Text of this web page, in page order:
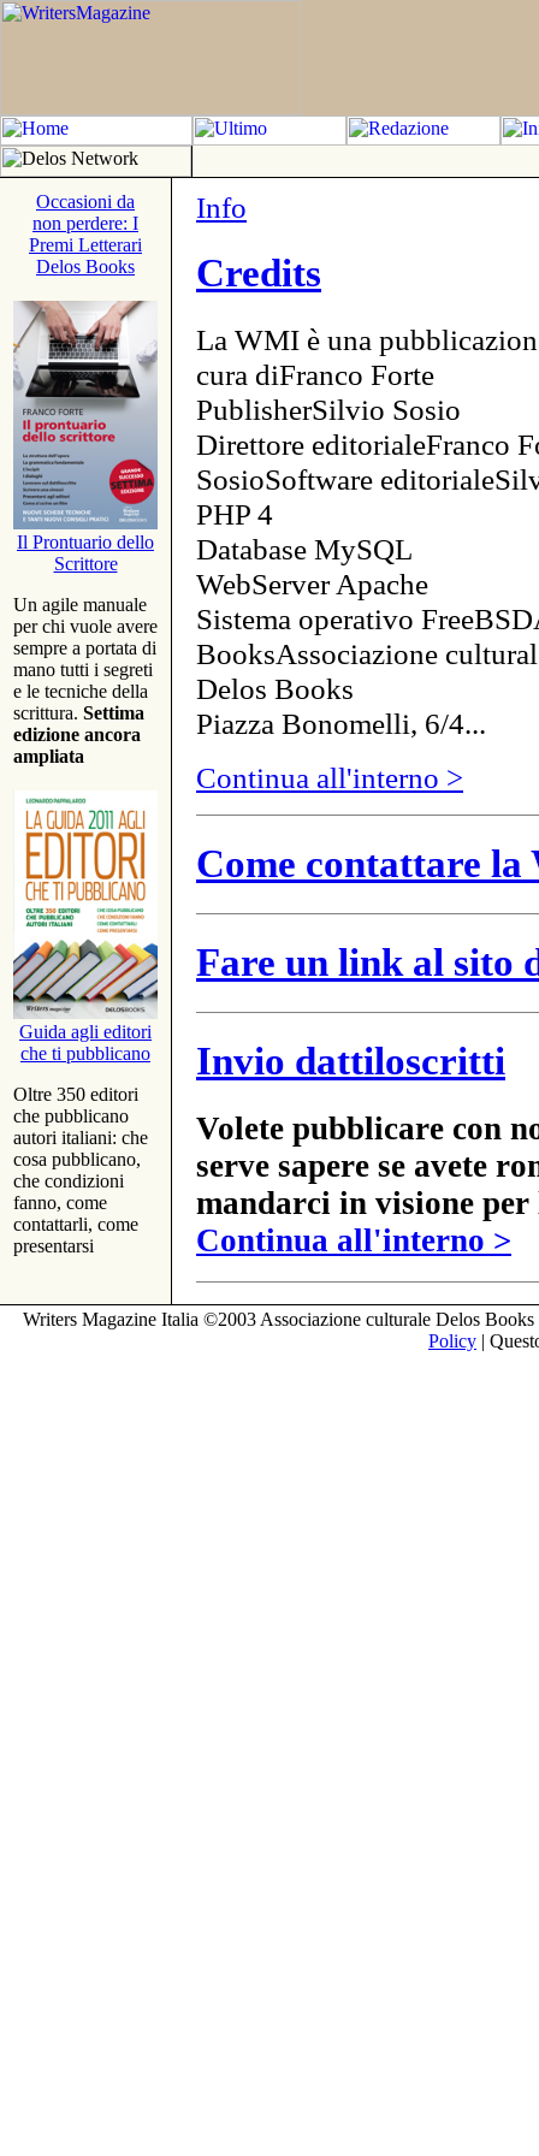
Occasioni da
non perdere: I
Premi Letterari
Delos Books
Il Prontuario dello
Scrittore
Un agile manuale
per chi vuole avere
sempre a portata di
mano tutti i segreti
e le tecniche della
scrittura. Settima
edizione ancora
ampliata
Guida agli editori
che ti pubblicano
Oltre 350 editori
che pubblicano
autori italiani: che
cosa pubblicano,
che condizioni
fanno, come
contattarli, come
presentarsi
Info
Credits
La WMI è una
cura diFranco Forte
PublisherSilvio Sosio
Direttore editorialeFranco
SosioSoftware
PHP 4
Database MySQL
WebServer Apache
Sistema operativo
BooksAssociazione
Delos Books
Piazza Bonomelli, 6/4...
Continua all'interno >
Come contattare
Fare un link al sito
Invio dattiloscritti
Volete pubblicare con
serve sapere se avete
mandarci in visione
Continua all'interno >
Writers Magazine Italia ©2003 Associazione culturale Delos
Policy |